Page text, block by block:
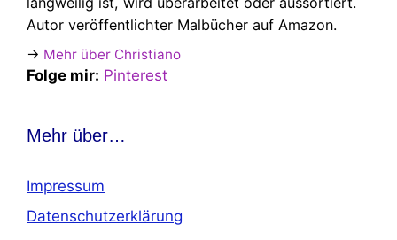
Autor veröffentlichter Malbücher auf Amazon.
→ Mehr über Christiano
Folge mir: Pinterest
Mehr über…
Impressum
Datenschutzerklärung